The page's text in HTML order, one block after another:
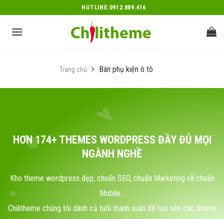
to
content
HOTLINE:0912.889.416
Trang chủ Bán phụ kiện ô tô
HƠN 174+ THEMES WORDPRESS ĐẦY ĐỦ MỌI
NGÀNH NGHỀ
Kho theme wordpress đẹp, chuẩn SEO, chuẩn Marketing và chuẩn
Mobile...
Chilitheme chúng tôi dành cả tuổi thanh xuân để tạo nên các theme